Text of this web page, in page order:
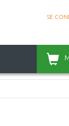
SE